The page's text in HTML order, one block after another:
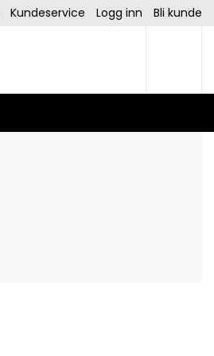
Kundeservice Logg inn Bli kunde